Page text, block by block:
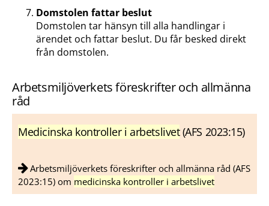
Domstolen fattar beslut
Domstolen tar hänsyn till alla handlingar i
ärendet och fattar beslut. Du får besked direkt
från domstolen.
Arbetsmiljöverkets föreskrifter och allmänna
råd
Medicinska kontroller i arbetslivet(AFS 2023:15)
Arbetsmiljöverkets föreskrifter och allmänna råd (AFS
2023:15) om medicinska kontroller i arbetslivet